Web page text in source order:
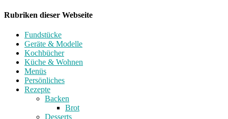
Rubriken dieser Webseite
Fundstücke
Geräte & Modelle
Kochbücher
Küche & Wohnen
Menüs
Persönliches
Rezepte
Backen
Brot
Desserts